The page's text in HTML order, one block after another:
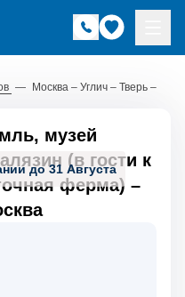
— Москва – Углич – Тверь –
до 31 Августа
музей
(в гости к
ферма) –